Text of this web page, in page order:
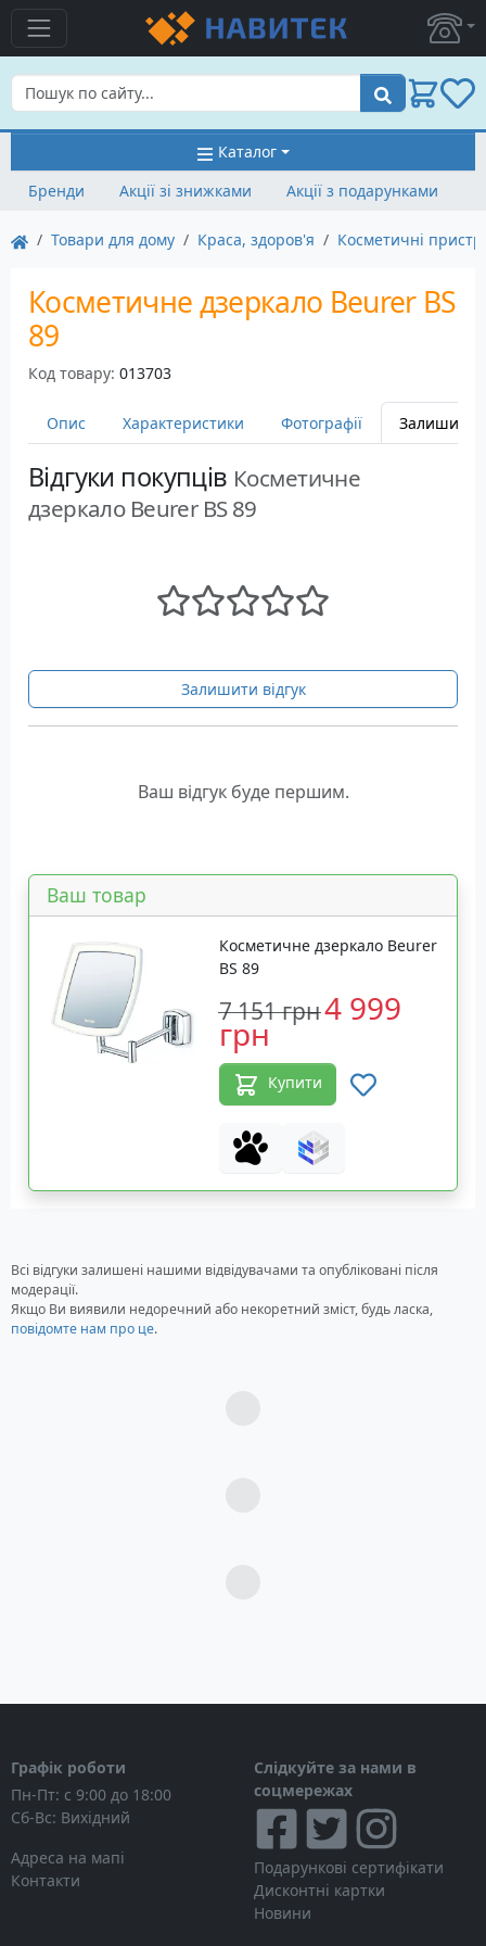
Пошук
Каталог
Бренди
Акції зі знижками Акції з подарунками
Товари для дому Краса, здоров'я Косметичні
Косметичне дзеркало Beurer BS
89
Код товару: 013703
Опис Характеристики Фотографії Залишити
Відгуки покупців Косметичне
дзеркало Beurer BS 89
Залишити відгук
Ваш відгук буде першим.
Ваш товар
Косметичне дзеркало Beurer
BS 89
7 151 грн4 999
грн
Купити
Всі відгуки залишені нашими відвідувачами та опубліковані після
модерації.
Якщо Ви виявили недоречний або некоретний зміст, будь ласка,
повідомте нам про це.
Графік роботи
Пн-Пт: с 9:00 до 18:00
Сб-Вс: Вихідний
Адреса на мапі
Контакти
Слідкуйте за нами в
соцмережах
Подарункові сертифікати
Дисконтні картки
Новини